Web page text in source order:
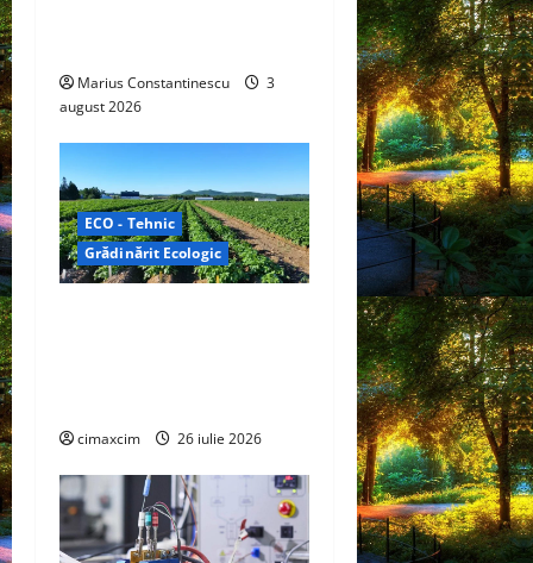
Marius Constantinescu
3
august 2026
ECO - Tehnic
Grădinărit Ecologic
cimaxcim 26 iulie 2026